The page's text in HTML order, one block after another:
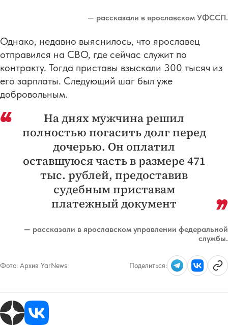
— рассказали в ярославском УФССП.
Однако, недавно выяснилось, что ярославец
отправился на СВО, где сейчас служит по
контракту. Тогда приставы взыскали 300 тысяч из
его зарплаты. Следующий шаг был уже
добровольным.
На днях мужчина решил
полностью погасить долг перед
дочерью. Он оплатил
оставшуюся часть в размере 471
тыс. рублей, предоставив
судебным приставам
платежный документ
— рассказали в ярославском управлении федеральной
службы.
Фото: Архив YarNews Поделиться: